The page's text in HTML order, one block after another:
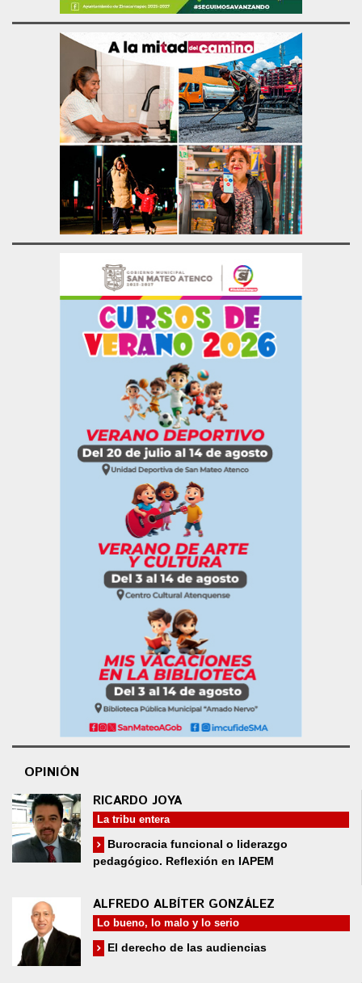
OPINIÓN
RICARDO JOYA
La tribu entera
Burocracia funcional o liderazgo
pedagógico. Reflexión en IAPEM
ALFREDO ALBÍTER GONZÁLEZ
Lo bueno, lo malo y lo serio
El derecho de las audiencias